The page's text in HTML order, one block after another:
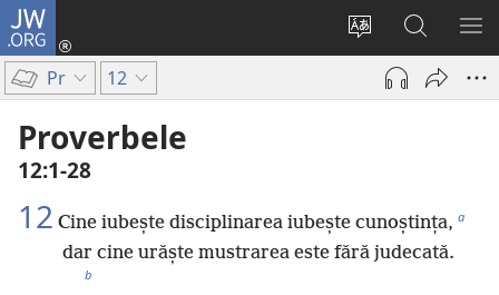
JW.ORG
Schimbaţi
limba
site-
Conectează-
deschide
Căutați
pe
JW.ORG
Pr 12
Proverbele
12:1-28
12 Cine iubește disciplinarea iubește cunoștința, a
dar cine urăște mustrarea este fără judecată.
b